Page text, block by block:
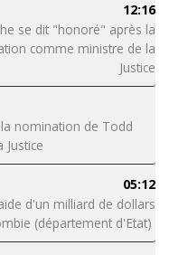
12:16
se dit "honoré" après la
comme ministre de la
Justice
nomination de Todd
05:12
d'un milliard de dollars
(département d'Etat)